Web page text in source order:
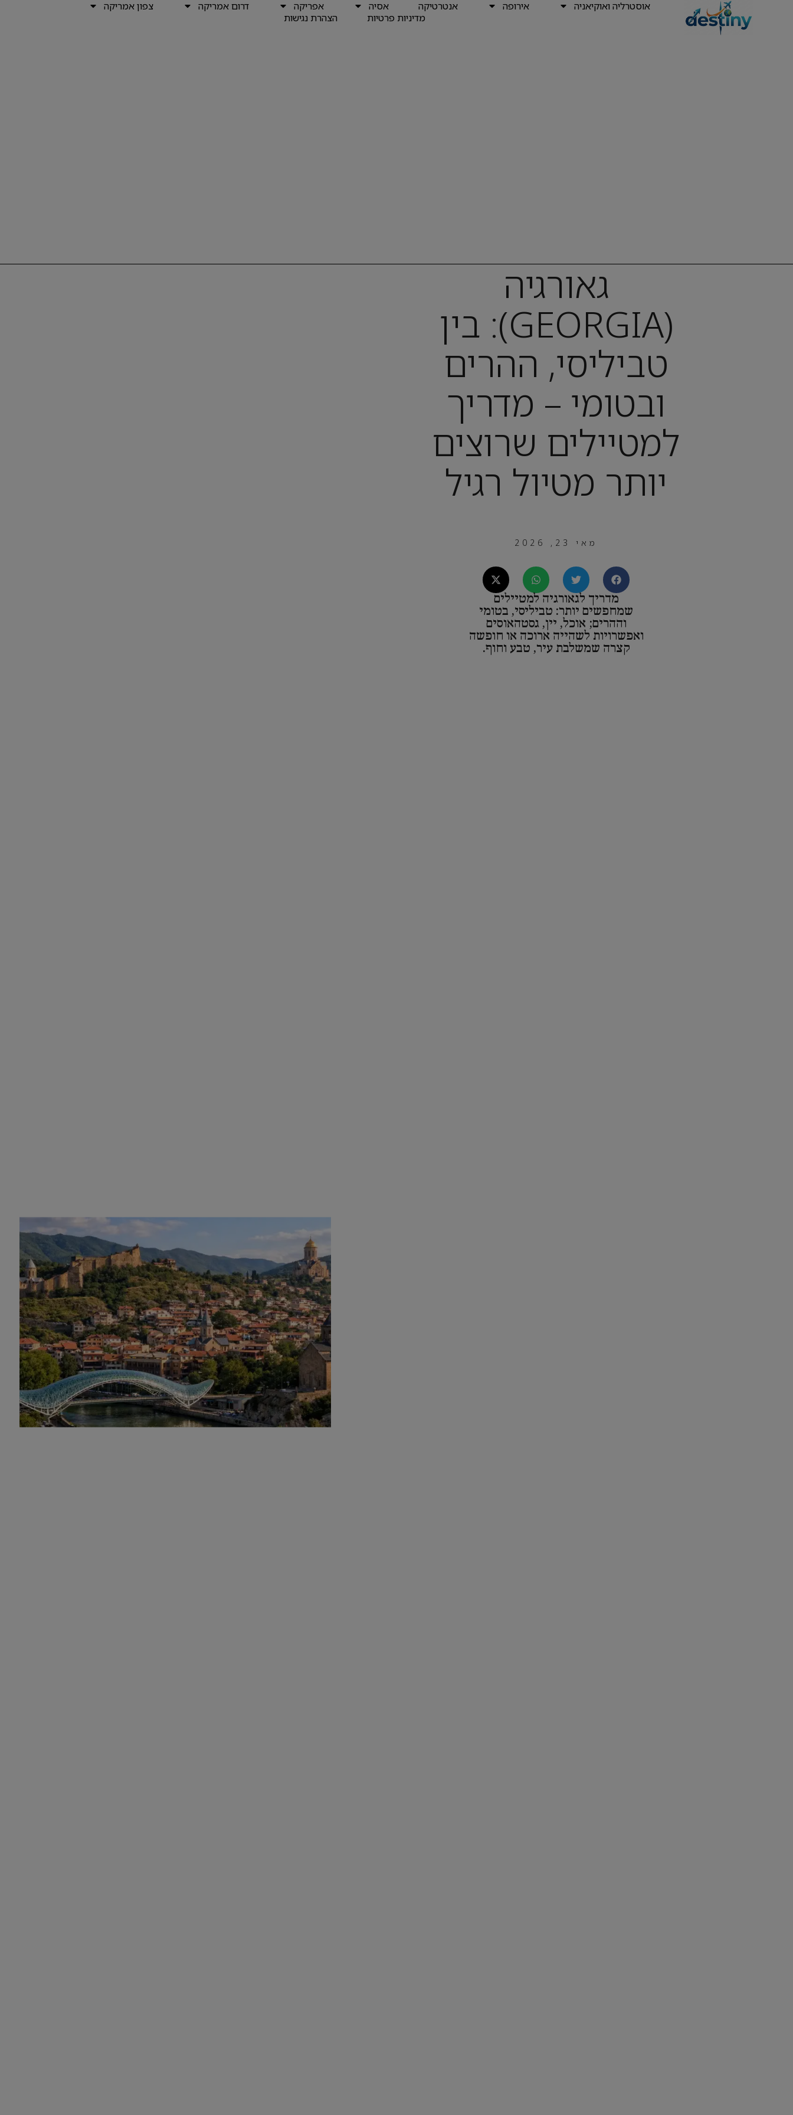
אוסטרליה ואוקיאניה אירופה אנטרטיקה אסיה אפריקה דרום אמריקה
צפון אמריקה
מדיניות פרטיות
הצהרת נגישות
גאורגיה
(GEORGIA): בין
טביליסי, ההרים
ובטומי – מדריך
למטיילים שרוצים
יותר מטיול רגיל
מאי 23, 2026
מדריך לגאורגיה למטיילים
שמחפשים יותר: טביליסי, בטומי
וההרים; אוכל, יין, גסטהאוסים
ואפשרויות לשהייה ארוכה או חופשה
קצרה שמשלבת עיר, טבע וחוף.